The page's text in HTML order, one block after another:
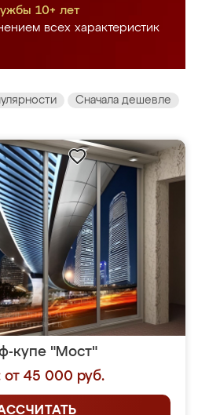
10+ лет
всех характеристик
Сначала дешевле
купе "Мост"
от 45 000 руб.